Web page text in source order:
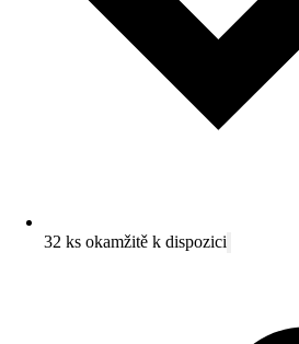
32 ks okamžitě k dispozici